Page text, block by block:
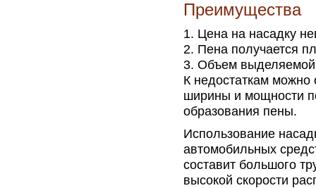
Преимущества
Цена на насадку
Пена получается
Объем выделяемой
К недостаткам можно
ширины и мощности
образования пены.
Использование
автомобильных
составит большого
высокой скорости